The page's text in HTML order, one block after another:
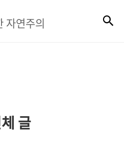
강
의
자연주의
글